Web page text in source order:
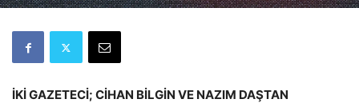
İKİ GAZETECİ; CİHAN BİLGİN VE NAZIM DAŞTAN